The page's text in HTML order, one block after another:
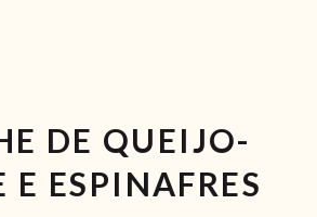
DE QUEIJO-
E ESPINAFRES